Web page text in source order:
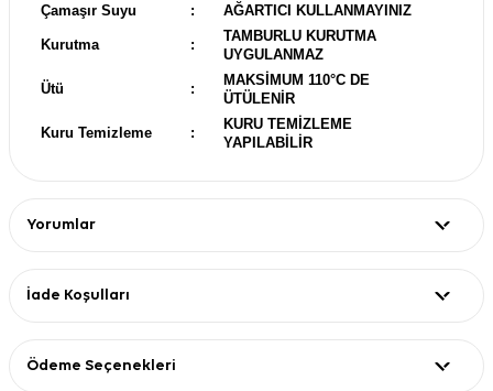
Çamaşır Suyu
: AĞARTICI KULLANMAYINIZ
Kurutma :
TAMBURLU KURUTMA
UYGULANMAZ
Ütü :
MAKSİMUM 110°C DE
ÜTÜLENİR
Kuru Temizleme :
KURU TEMİZLEME
YAPILABİLİR
Yorumlar
İade Koşulları
Ödeme Seçenekleri